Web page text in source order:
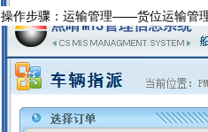
操作步骤：运输管理——货位运输管